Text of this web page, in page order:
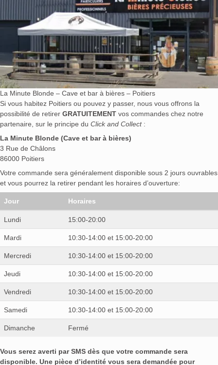
La Minute Blonde – Cave et bar à bières – Poitiers
Si vous habitez Poitiers ou pouvez y passer, nous vous offrons la
possibilité de retirer GRATUITEMENT vos commandes chez notre
partenaire, sur le principe du Click and Collect:
La Minute Blonde (Cave et bar à bières)
3 Rue de Châlons
86000 Poitiers
Votre commande sera généralement disponible sous 2 jours ouvrables
et vous pourrez la retirer pendant les horaires d’ouverture:
Jour Horaires
Lundi 15:00-20:00
Mardi 10:30-14:00 et 15:00-20:00
Mercredi 10:30-14:00 et 15:00-20:00
Jeudi 10:30-14:00 et 15:00-20:00
Vendredi 10:30-14:00 et 15:00-20:00
Samedi 10:30-14:00 et 15:00-20:00
Dimanche Fermé
Vous serez averti par SMS dès que votre commande sera
disponible. Une pièce d’identité vous sera demandée pour